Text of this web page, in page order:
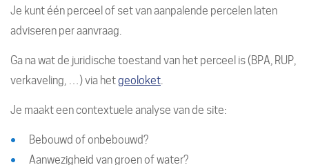
Je kunt één perceel of set van aanpalende percelen laten
adviseren per aanvraag.
Ga na wat de juridische toestand van het perceel is (BPA, RUP,
verkaveling, …) via hetgeoloket
Je maakt een contextuele analyse van de site:
Bebouwd of onbebouwd?
Aanwezigheid van groen of water?